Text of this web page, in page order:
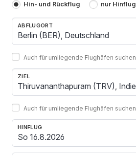
Hin- und Rückflug nur Hinflug
ABFLUGORT
Auch für umliegende Flughäfen suchen
ZIEL
Auch für umliegende Flughäfen suchen
HINFLUG